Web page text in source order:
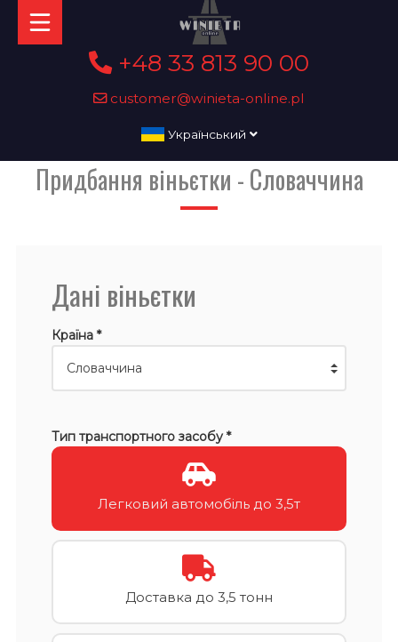
+48 33 813 90 00
customer@winieta-online.pl
Український
Придбання віньєтки - Словаччина
Дані віньєтки
Країна *
Тип транспортного засобу *
Легковий автомобіль до 3,5т
Доставка до 3,5 тонн